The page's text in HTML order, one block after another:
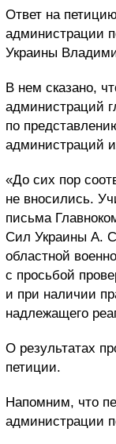
Ответ на
администрации
Украины
В нем сказано,
администраций
по
администраций
«До сих пор
не вносились.
письма
Сил Украины А.
областной
с просьбой
и при наличии
надлежащего
О результатах
петиции.
Напомним, что
администрации